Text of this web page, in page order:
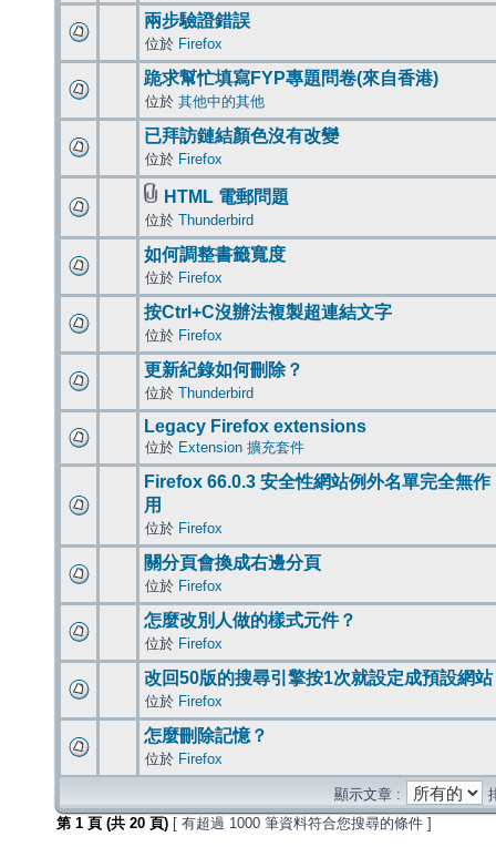
兩步驗證錯誤
位於 Firefox
跪求幫忙填寫FYP專題問卷(來自香港)
位於 其他中的其他
已拜訪鏈結顏色沒有改變
位於 Firefox
HTML 電郵問題
位於 Thunderbird
如何調整書籤寬度
位於 Firefox
按Ctrl+C沒辦法複製超連結文字
位於 Firefox
更新紀錄如何刪除？
位於 Thunderbird
Legacy Firefox extensions
位於 Extension 擴充套件
Firefox 66.0.3 安全性網站例外名單完全無作
用
位於 Firefox
關分頁會換成右邊分頁
位於 Firefox
怎麼改別人做的樣式元件？
位於 Firefox
改回50版的搜尋引擎按1次就設定成預設網站
位於 Firefox
怎麼刪除記憶？
位於 Firefox
顯示文章 :
第 1 頁 (共 20 頁) [ 有超過 1000 筆資料符合您搜尋的條件 ]